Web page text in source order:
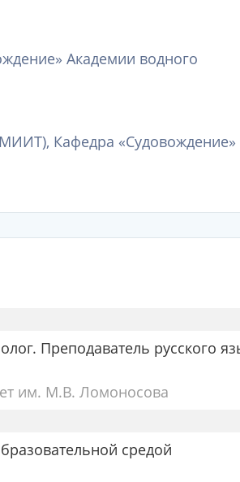
Академии водного
Кафедра «Судовождение»
Преподаватель русского
им. М.В. Ломоносова
средой